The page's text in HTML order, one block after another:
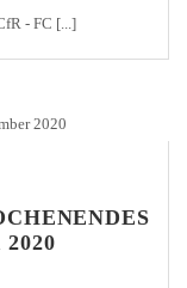
- FC [...]
2020